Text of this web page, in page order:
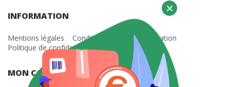
INFORMATION
Mentions légales
Condition Générale d'Utilisation
Politique de confidentialité
MON COMPTE
×